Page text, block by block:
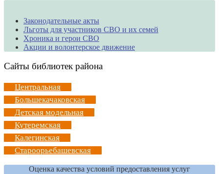
Законодательные акты
Льготы для участников СВО и их семей
Хроника и герои СВО
Акции и волонтерское движение
Сайты библиотек района
Центральная
Большекачаковская
Детская модельная
Кутеремская
Калегинская
Староорьебашевская
Оценка качества условий предоставления услуг